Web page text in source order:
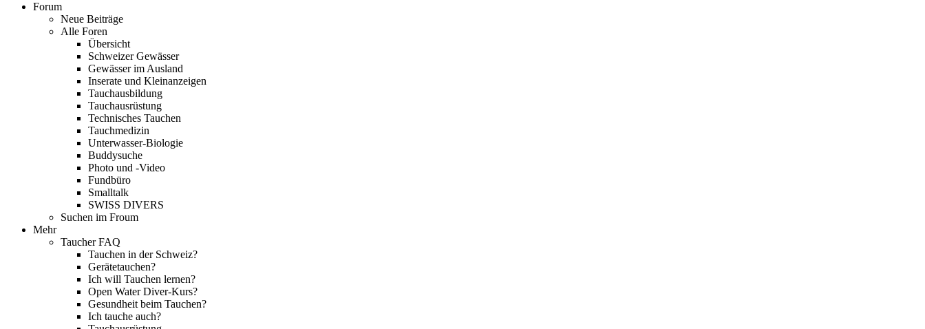
Forum
Neue Beiträge
Alle Foren
Übersicht
Schweizer Gewässer
Gewässer im Ausland
Inserate und Kleinanzeigen
Tauchausbildung
Tauchausrüstung
Technisches Tauchen
Tauchmedizin
Unterwasser-Biologie
Buddysuche
Photo und -Video
Fundbüro
Smalltalk
SWISS DIVERS
Suchen im Froum
Mehr
Taucher FAQ
Tauchen in der Schweiz?
Gerätetauchen?
Ich will Tauchen lernen?
Open Water Diver-Kurs?
Gesundheit beim Tauchen?
Ich tauche auch?